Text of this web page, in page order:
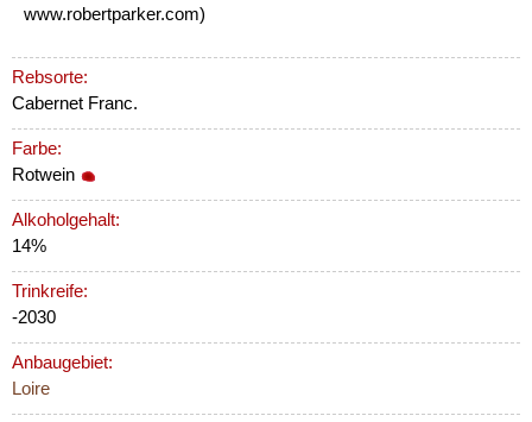
www.robertparker.com)
Rebsorte:
Cabernet Franc.
Farbe:
Rotwein
Alkoholgehalt:
14%
Trinkreife:
-2030
Anbaugebiet:
Loire